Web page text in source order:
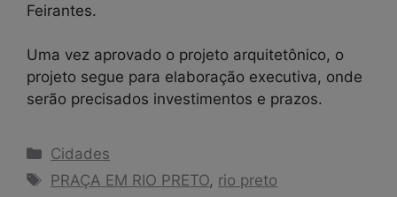
Feirantes.
Uma vez aprovado o projeto arquitetônico, o
projeto segue para elaboração executiva, onde
serão precisados investimentos e prazos.
Categorias
Cidades
Tags
PRAÇA EM RIO PRETO, rio preto